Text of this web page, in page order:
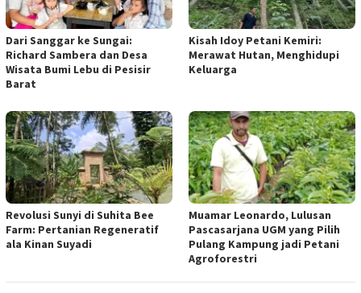
Dari Sanggar ke Sungai:
Richard Sambera dan Desa
Wisata Bumi Lebu di Pesisir
Barat
Kisah Idoy Petani Kemiri:
Merawat Hutan, Menghidupi
Keluarga
Revolusi Sunyi di Suhita Bee
Farm: Pertanian Regeneratif
ala Kinan Suyadi
Muamar Leonardo, Lulusan
Pascasarjana UGM yang Pilih
Pulang Kampung jadi Petani
Agroforestri